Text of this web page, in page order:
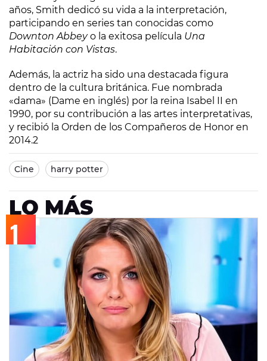
años, Smith dedicó su vida a la interpretación,
participando en series tan conocidas como
Downton Abbeyo la exitosa película Una
Habitación con Vistas.
Además, la actriz ha sido una destacada figura
dentro de la cultura británica. Fue nombrada
«dama» (Dame en inglés) por la reina Isabel II en
1990, por su contribución a las artes interpretativas,
y recibió la Orden de los Compañeros de Honor en
2014.2​
Cine harry potter
LO MÁS